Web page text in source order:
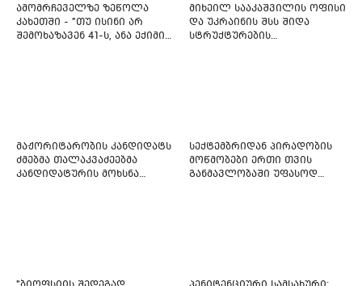
ამომრჩეველზე ზეწოლა
კახეთში - "თუ ისინი არ
შემოხაზავენ 41-ს, ანა ექიმის
მიხეილ სააკაშვილის ოფისი
და უკრაინის შსს შიდა
სტრუქტურების
მაჟორიტარობის კანდიდატს
ძმებმა თალაკვაძეებმა
კანდიდატურის მოხსნა
სექტემბრიდან პირადობის
მოწმობები ერთი თვის
განმავლობაში უფასოდ